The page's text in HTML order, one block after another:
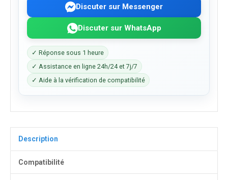
Discuter sur Messenger
Discuter sur WhatsApp
✓ Réponse sous 1 heure
✓ Assistance en ligne 24h/24 et 7j/7
✓ Aide à la vérification de compatibilité
Description
Compatibilité